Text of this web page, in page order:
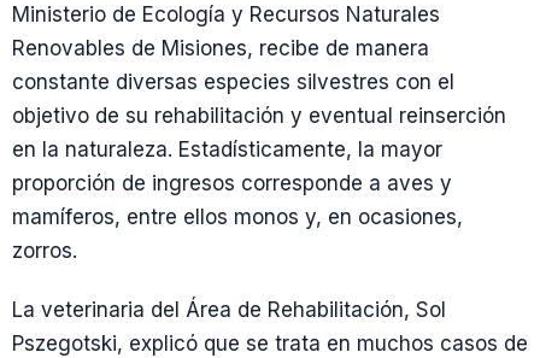
Ministerio de Ecología y Recursos Naturales
Renovables de Misiones, recibe de manera
constante diversas especies silvestres con el
objetivo de su rehabilitación y eventual reinserción
en la naturaleza. Estadísticamente, la mayor
proporción de ingresos corresponde a aves y
mamíferos, entre ellos monos y, en ocasiones,
zorros.
La veterinaria del Área de Rehabilitación, Sol
Pszegotski, explicó que se trata en muchos casos de